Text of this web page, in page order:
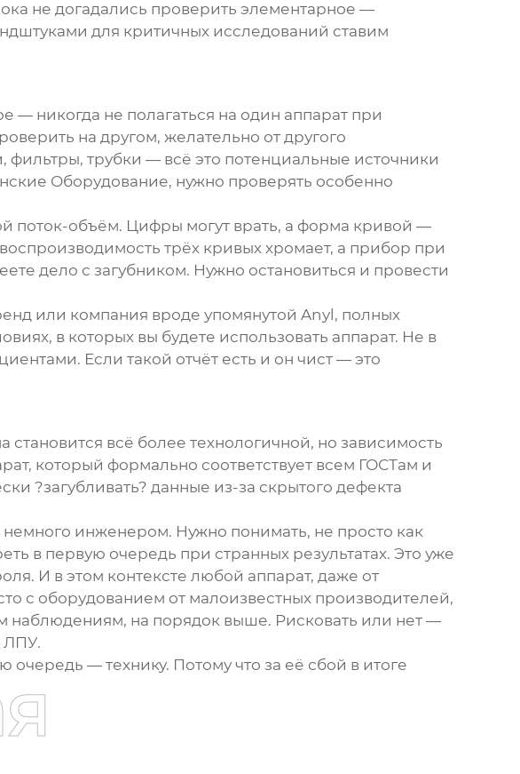
не догадались проверить элементарное —
для критичных исследований ставим
— никогда не полагаться на один аппарат при
на другом, желательно от другого
трубки — всё это потенциальные источники
Оборудование, нужно проверять особенно
поток-объём. Цифры могут врать, а форма кривой —
трёх кривых хромает, а прибор при
дело с загубником. Нужно остановиться и провести
или компания вроде упомянутой Anyl, полных
в которых вы будете использовать аппарат. Не в
Если такой отчёт есть и он чист — это
всё более технологичной, но зависимость
который формально соответствует всем ГОСТам и
?загубливать? данные из-за скрытого дефекта
инженером. Нужно понимать, не просто как
в первую очередь при странных результатах. Это уже
И в этом контексте любой аппарат, даже от
с оборудованием от малоизвестных производителей,
наблюдениям, на порядок выше. Рисковать или нет —
ЛПУ.
— технику. Потому что за её сбой в итоге